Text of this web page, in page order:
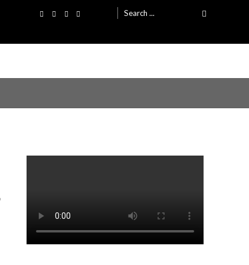
Search
for: